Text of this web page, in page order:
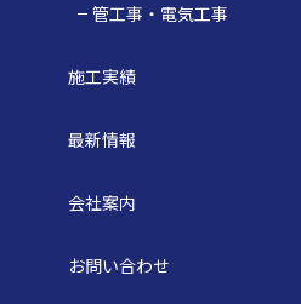
管工事・電気工事
施工実績
最新情報
会社案内
お問い合わせ